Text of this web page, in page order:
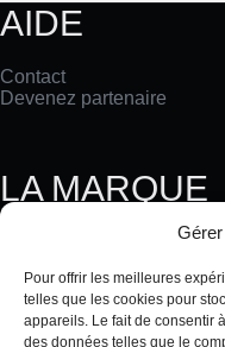
Pour offrir les meilleures
telles que les cookies pour
appareils. Le fait de consentir
des données telles que le
AIDE
Contact
Devenez partenaire
LA MARQUE
Le Blog TERRAKÉ
TERRAKÉ en Chine